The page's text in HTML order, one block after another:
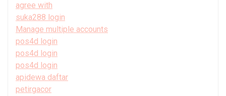
agree with
suka288 login
Manage multiple accounts
pos4d login
pos4d login
pos4d login
apidewa daftar
petirgacor